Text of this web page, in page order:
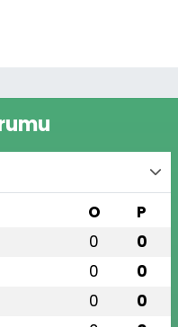
O P
0 0
0 0
0 0